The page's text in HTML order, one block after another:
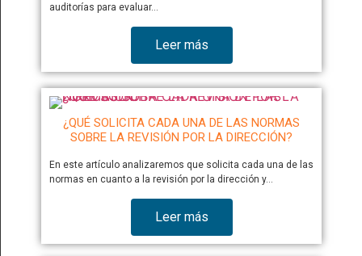
auditorías para evaluar…
Leer más
¿QUÉ SOLICITA CADA UNA DE LAS NORMAS
SOBRE LA REVISIÓN POR LA DIRECCIÓN?
En este artículo analizaremos que solicita cada una de las
normas en cuanto a la revisión por la dirección y…
Leer más